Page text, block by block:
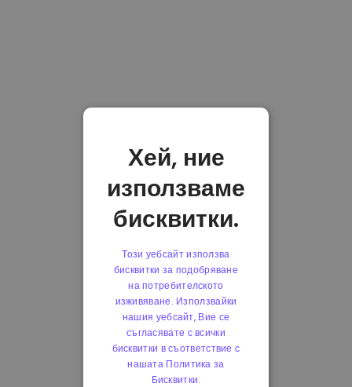
Хей, ние
използваме
бисквитки.
Този уебсайт използва
бисквитки за подобряване
на потребителското
изживяване. Използвайки
нашия уебсайт, Вие се
съгласявате с всички
бисквитки в съответствие с
нашата Политика за
Бисквитки.